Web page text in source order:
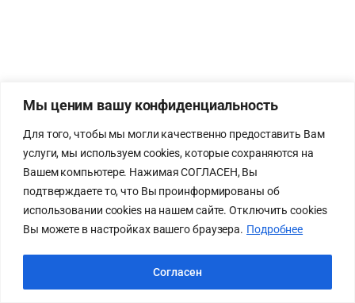
Мы ценим вашу конфиденциальность
Для того, чтобы мы могли качественно предоставить Вам
услуги, мы используем cookies, которые сохраняются на
Вашем компьютере. Нажимая СОГЛАСЕН, Вы
подтверждаете то, что Вы проинформированы об
использовании cookies на нашем сайте. Отключить cookies
Вы можете в настройках вашего браузера. Подробнее
Согласен